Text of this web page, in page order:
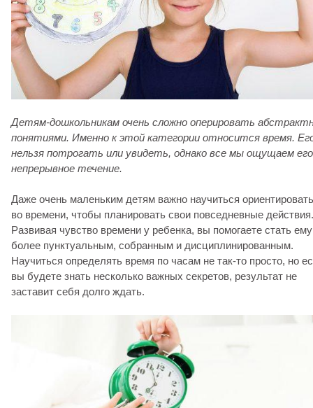
Детям-дошкольникам очень сложно оперировать
понятиями. Именно к этой категории относится время.
нельзя потрогать или увидеть, однако все мы ощущаем его
непрерывное течение.
Даже очень маленьким детям важно научиться
во времени, чтобы планировать свои повседневные действия.
Развивая чувство времени у ребенка, вы помогаете стать ему
более пунктуальным, собранным и дисциплинированным.
Научиться определять время по часам не так-то просто, но
вы будете знать несколько важных секретов, результат не
заставит себя долго ждать.